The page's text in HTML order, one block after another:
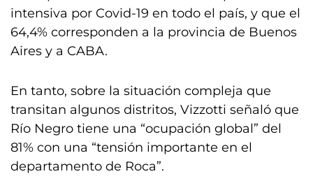
intensiva por Covid-19 en todo el país, y que el
64,4% corresponden a la provincia de Buenos
Aires y a CABA.
En tanto, sobre la situación compleja que
transitan algunos distritos, Vizzotti señaló que
Río Negro tiene una “ocupación global” del
81% con una “tensión importante en el
departamento de Roca”.